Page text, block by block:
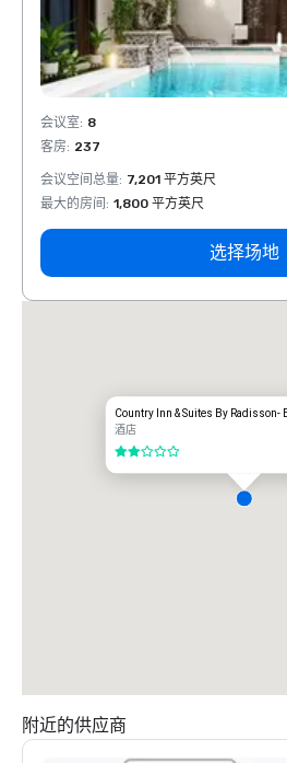
会议室: 8
客房: 237
会议空间总量: 7,201 平方英尺
最大的房间 : 1,800 平方英尺
选择场地
Country Inn & Suites By Radisson-
酒店
2/5
附近的供应商